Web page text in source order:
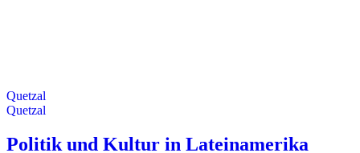
Quetzal
Quetzal
Politik und Kultur in Lateinamerika